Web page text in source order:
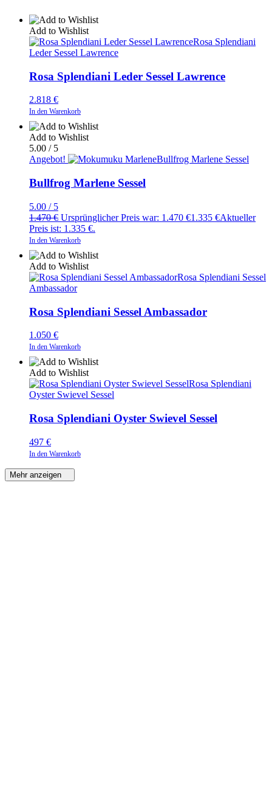
Add to Wishlist
Rosa Splendiani
Leder Sessel Lawrence
Rosa Splendiani Leder Sessel Lawrence
2.818 €
In den Warenkorb
Add to Wishlist
5.00 / 5
Angebot!
Bullfrog Marlene Sessel
Bullfrog Marlene Sessel
5.00 / 5
1.470€ Ursprünglicher Preis war: 1.470 €1.335 €Aktueller
Preis ist: 1.335 €.
In den Warenkorb
Add to Wishlist
Rosa Splendiani Sessel
Ambassador
Rosa Splendiani Sessel Ambassador
1.050 €
In den Warenkorb
Add to Wishlist
Rosa Splendiani
Oyster Swievel Sessel
Rosa Splendiani Oyster Swievel Sessel
497 €
In den Warenkorb
Mehr anzeigen